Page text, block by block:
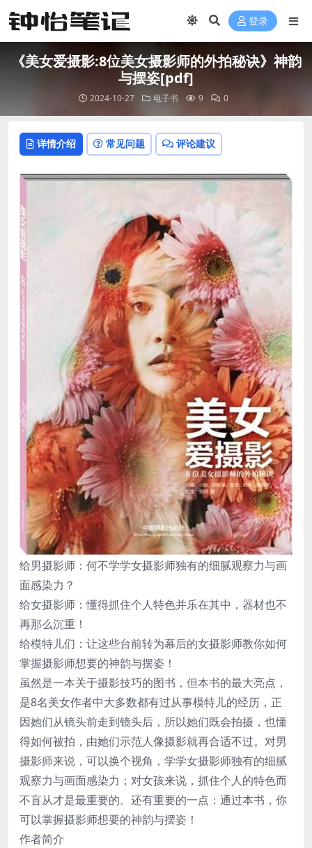
登录
《美女爱摄影:8位美女摄影师的外拍秘诀》神韵
与摆姿[pdf]
2024-10-27 电子书 9 0
详情介绍 常见问题 评论建议
给男摄影师：何不学学女摄影师独有的细腻观察力与画
面感染力？
给女摄影师：懂得抓住个人特色并乐在其中，器材也不
再那么沉重！
给模特儿们：让这些台前转为幕后的女摄影师教你如何
掌握摄影师想要的神韵与摆姿！
虽然是一本关于摄影技巧的图书，但本书的最大亮点，
是8名美女作者中大多数都有过从事模特儿的经历，正
因她们从镜头前走到镜头后，所以她们既会拍摄，也懂
得如何被拍，由她们示范人像摄影就再合适不过。对男
摄影师来说，可以换个视角，学学女摄影师独有的细腻
观察力与画面感染力；对女孩来说，抓住个人的特色而
不盲从才是最重要的。还有重要的一点：通过本书，你
可以掌握摄影师想要的神韵与摆姿！
作者简介